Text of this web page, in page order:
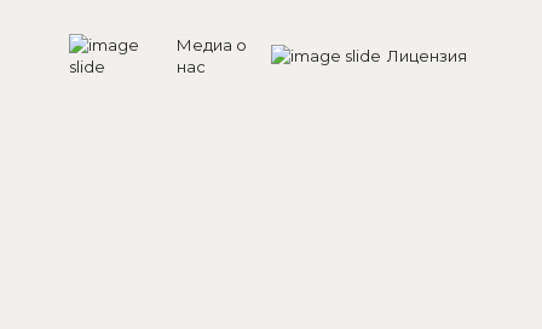
Медиа о
нас
Лицензия